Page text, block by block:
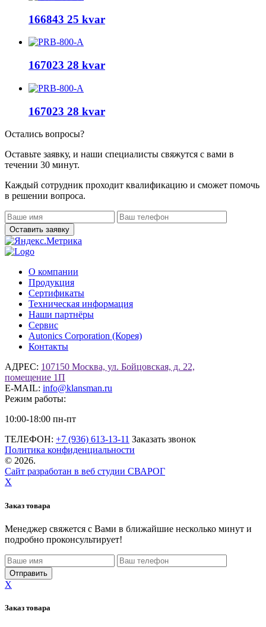
166843 25 kvar
167023 28 kvar
167023 28 kvar
Остались вопросы?
Оставьте заявку, и наши специалисты свяжутся с вами в
течении 30 минут.
Каждый сотрудник проходит квалификацию и сможет помочь
в решении вопроса.
О компании
Продукция
Сертификаты
Техническая информация
Наши партнёры
Сервис
Autonics Corporation (Корея)
Контакты
АДРЕС: 107150 Москва, ул. Бойцовская, д. 22,
помещение 1П
E-MAIL: info@klansman.ru
Режим работы:
10:00-18:00 пн-пт
ТЕЛЕФОН: +7 (936) 613-13-11 Заказать звонок
Политика конфиденциальности
© 2026.
Сайт разработан в веб студии СВАРОГ
X
Заказ товара
Менеджер свяжется с Вами в ближайшие несколько минут и
подробно проконсультирует!
X
Заказ товара